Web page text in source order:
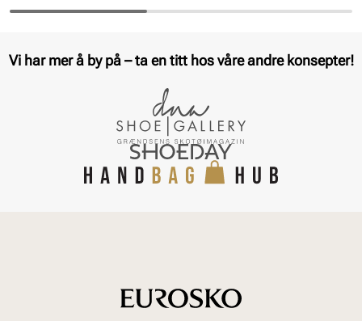
Pris
Pris
Vi har mer å by på – ta en titt hos våre andre konsepter!